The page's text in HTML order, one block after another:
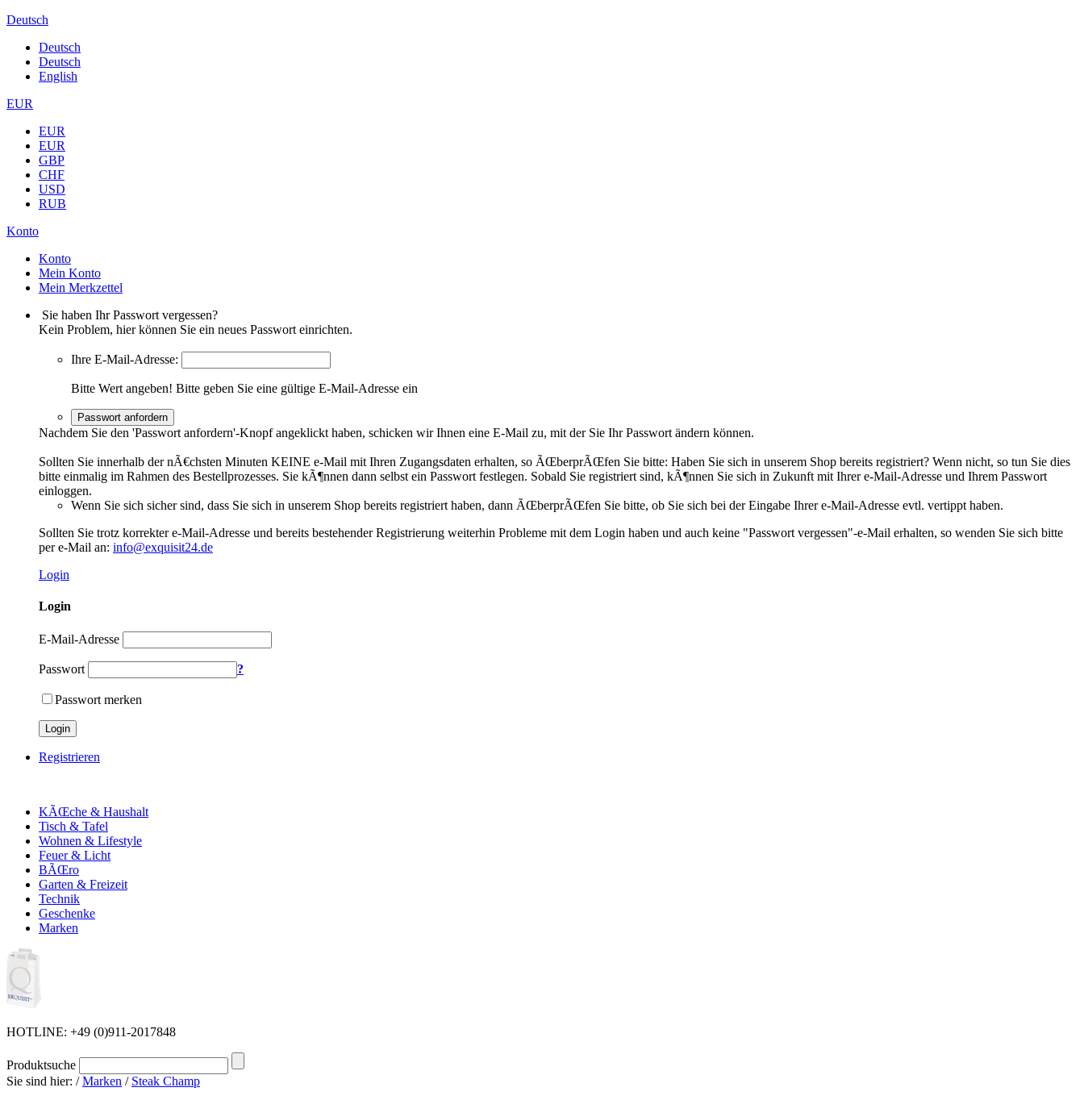
Deutsch
Deutsch
Deutsch
English
EUR
EUR
EUR
GBP
CHF
USD
RUB
Konto
Konto
Mein Konto
Mein Merkzettel
Sie haben Ihr Passwort vergessen?
Kein Problem, hier können Sie ein neues Passwort einrichten.
Ihre E-Mail-Adresse:
Bitte Wert angeben! Bitte geben Sie eine gültige E-Mail-Adresse ein
Passwort anfordern
Nachdem Sie den 'Passwort anfordern'-Knopf angeklickt haben, schicken wir Ihnen eine E-Mail zu, mit der Sie Ihr Passwort ändern können.
Sollten Sie innerhalb der nÃ€chsten Minuten KEINE e-Mail mit Ihren Zugangsdaten erhalten, so ÃŒberprÃŒfen Sie bitte: Haben Sie sich in unserem Shop bereits registriert? Wenn nicht, so tun Sie dies
bitte einmalig im Rahmen des Bestellprozesses. Sie kÃ¶nnen dann selbst ein Passwort festlegen. Sobald Sie registriert sind, kÃ¶nnen Sie sich in Zukunft mit Ihrer e-Mail-Adresse und Ihrem Passwort
einloggen.
Wenn Sie sich sicher sind, dass Sie sich in unserem Shop bereits registriert haben, dann ÃŒberprÃŒfen Sie bitte, ob Sie sich bei der Eingabe Ihrer e-Mail-Adresse evtl. vertippt haben.
Sollten Sie trotz korrekter e-Mail-Adresse und bereits bestehender Registrierung weiterhin Probleme mit dem Login haben und auch keine "Passwort vergessen"-e-Mail erhalten, so wenden Sie sich bitte
per e-Mail an: info@exquisit24.de
Login
Login
E-Mail-Adresse
Passwort ?
Passwort merken
Login
Registrieren
KÃŒche & Haushalt
Tisch & Tafel
Wohnen & Lifestyle
Feuer & Licht
BÃŒro
Garten & Freizeit
Technik
Geschenke
Marken
HOTLINE: +49 (0)911-2017848
Produktsuche
Sie sind hier: /Marken / Steak Champ